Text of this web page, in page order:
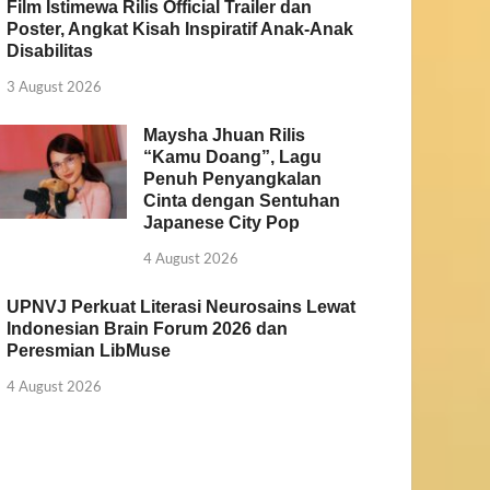
Film Istimewa Rilis Official Trailer dan
Poster, Angkat Kisah Inspiratif Anak-Anak
Disabilitas
3 August 2026
Maysha Jhuan Rilis
“Kamu Doang”, Lagu
Penuh Penyangkalan
Cinta dengan Sentuhan
Japanese City Pop
4 August 2026
UPNVJ Perkuat Literasi Neurosains Lewat
Indonesian Brain Forum 2026 dan
Peresmian LibMuse
4 August 2026